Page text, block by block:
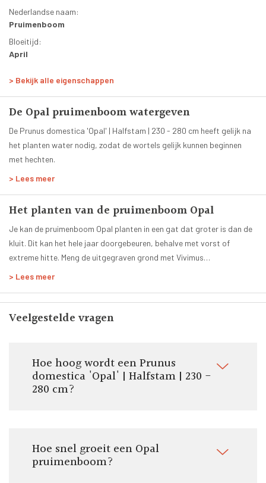
meststof en om het jaar in de winter een beetje kalk.
Nederlandse naam:
Pruimenboom
Bloeitijd:
April
Wit
Groen
Groenblijvend:
Nee
Planttijd:
Leeftijd:
8 jaar
Smaak:
Zoet
Zelfbestuivend:
Ja
110 - 130 cm
Totale hoogte:
230 - 280 cm
Om te koken:
> Bekijk alle eigenschappen
De Opal pruimenboom watergeven
De Prunus domestica 'Opal' | Halfstam | 230 - 280 cm heeft gelijk na
het planten water nodig, zodat de wortels gelijk kunnen beginnen
met hechten.
> Lees meer
Het planten van de pruimenboom Opal
Je kan de pruimenboom Opal planten in een gat dat groter is dan de
kluit. Dit kan het hele jaar doorgebeuren, behalve met vorst of
extreme hitte. Meng de uitgegraven grond met Vivimus
> Lees meer
Veelgestelde vragen
Hoe hoog wordt een Prunus
domestica 'Opal' | Halfstam | 230 -
280 cm?
Hoe snel groeit een Opal
pruimenboom?